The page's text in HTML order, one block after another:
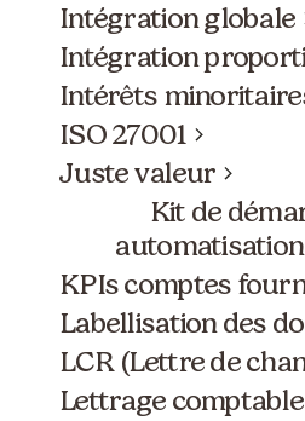
Intégration globale
Intégration
Intérêts
ISO 27001
Juste valeur
Kit de
KPIs comptes
Labellisation des
LCR (Lettre de
Lettrage comptable